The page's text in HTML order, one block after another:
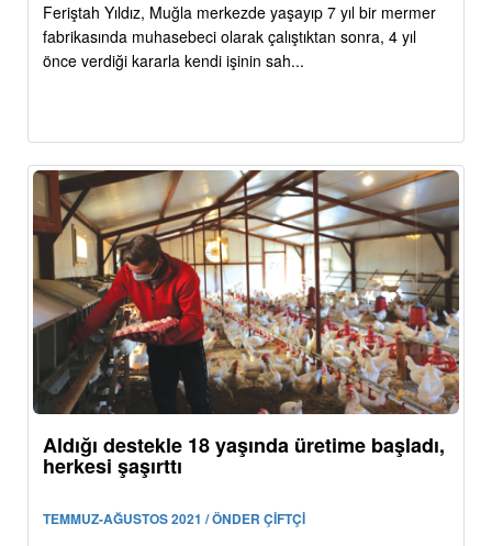
Feriştah Yıldız, Muğla merkezde yaşayıp 7 yıl bir mermer
fabrikasında muhasebeci olarak çalıştıktan sonra, 4 yıl
önce verdiği kararla kendi işinin sah...
Aldığı destekle 18 yaşında üretime başladı,
herkesi şaşırttı
TEMMUZ-AĞUSTOS 2021 / ÖNDER ÇİFTÇİ